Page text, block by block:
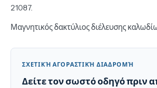
21087.
Μαγνητικός δακτύλιος διέλευσης
ΣΧΕΤΙΚΉ ΑΓΟΡΑΣΤΙΚΉ ΔΙΑΔΡΟΜΉ
Δείτε τον σωστό οδηγό πριν